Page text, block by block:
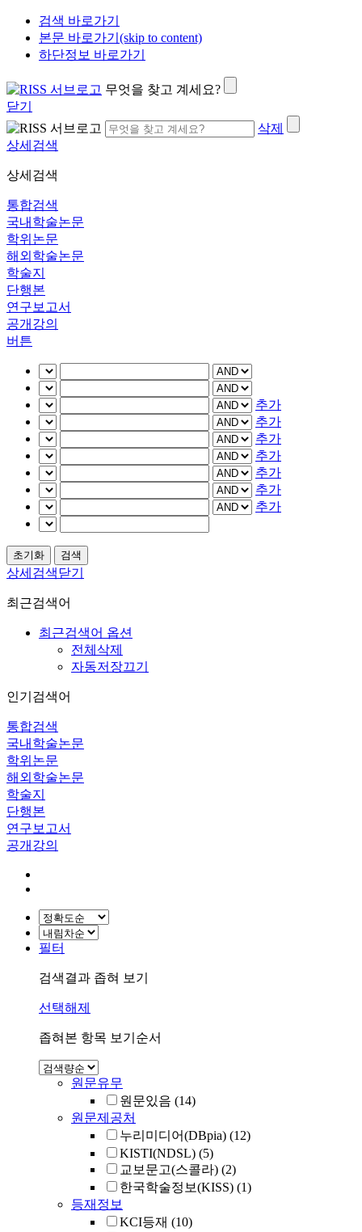
검색 바로가기
본문 바로가기(skip to content)
하단정보 바로가기
무엇을 찾고 계세요?
닫기
삭제
상세검색
상세검색
통합검색
국내학술논문
학위논문
해외학술논문
학술지
단행본
연구보고서
공개강의
버튼
추가
추가
추가
추가
추가
추가
추가
상세검색닫기
최근검색어
최근검색어 옵션
전체삭제
자동저장끄기
인기검색어
통합검색
국내학술논문
학위논문
해외학술논문
학술지
단행본
연구보고서
공개강의
필터
검색결과 좁혀 보기
선택해제
좁혀본 항목 보기순서
원문유무
원문있음 (14)
원문제공처
누리미디어(DBpia) (12)
KISTI(NDSL) (5)
교보문고(스콜라) (2)
한국학술정보(KISS) (1)
등재정보
KCI등재 (10)